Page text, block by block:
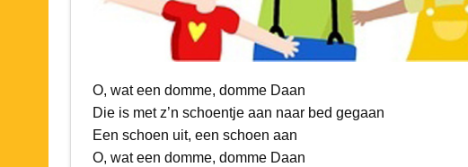
O, wat een domme, domme Daan
Die is met z’n schoentje aan naar bed gegaan
Een schoen uit, een schoen aan
O, wat een domme, domme Daan